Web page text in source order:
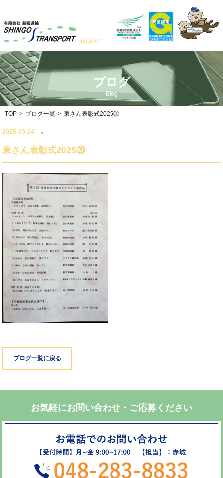
ブログ
Blog
TOP > ブログ一覧 > 東さん表彰式2025⑳
2025-09-24
東さん表彰式2025⑳
ブログ一覧に戻る
お気軽にお問い合わせ・ご応募ください